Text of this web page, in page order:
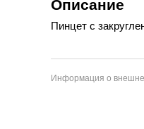
Описание
Пинцет с
Информация о